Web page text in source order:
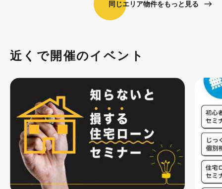
同じエリア物件をもっと見る
近くで開催のイベント